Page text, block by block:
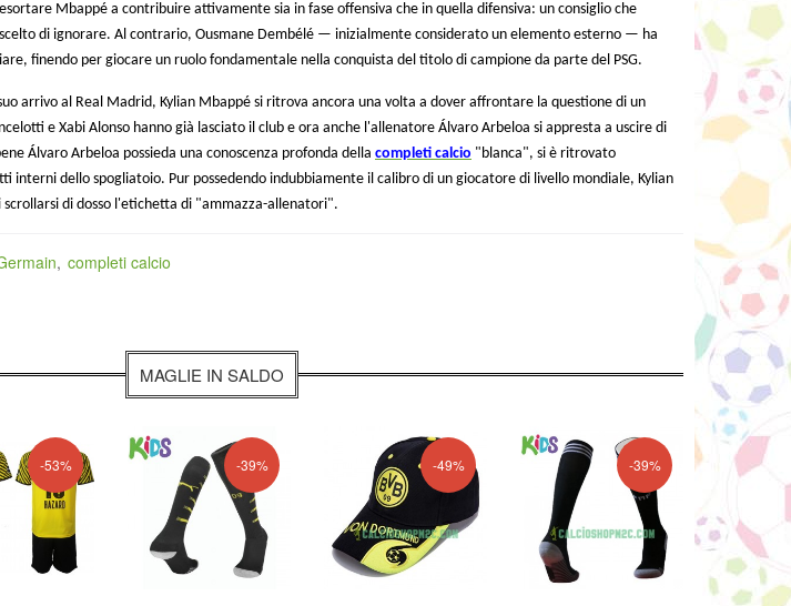
Mbappé a contribuire attivamente sia in fase offensiva che in quella difensiva: un consiglio che
di ignorare. Al contrario, Ousmane Dembélé — inizialmente considerato un elemento esterno — ha
finendo per giocare un ruolo fondamentale nella conquista del titolo di campione da parte del PSG.
arrivo al Real Madrid, Kylian Mbappé si ritrova ancora una volta a dover affrontare la questione di un
e Xabi Alonso hanno già lasciato il club e ora anche l'allenatore Álvaro Arbeloa si appresta a uscire di
Álvaro Arbeloa possieda una conoscenza profonda della completi calcio "blanca", si è ritrovato
interni dello spogliatoio. Pur possedendo indubbiamente il calibro di un giocatore di livello mondiale, Kylian
scrollarsi di dosso l'etichetta di "ammazza-allenatori".
, completi calcio
MAGLIE IN SALDO
-53% -39% -49% -39%